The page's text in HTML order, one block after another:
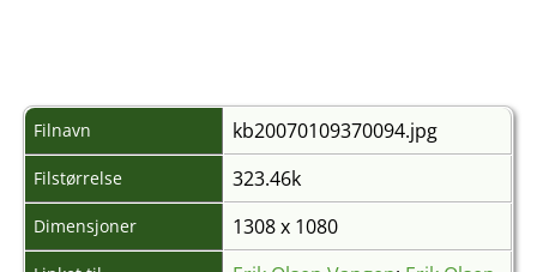
Filnavn kb20070109370094.jpg
Filstørrelse 323.46k
Dimensjoner 1308 x 1080